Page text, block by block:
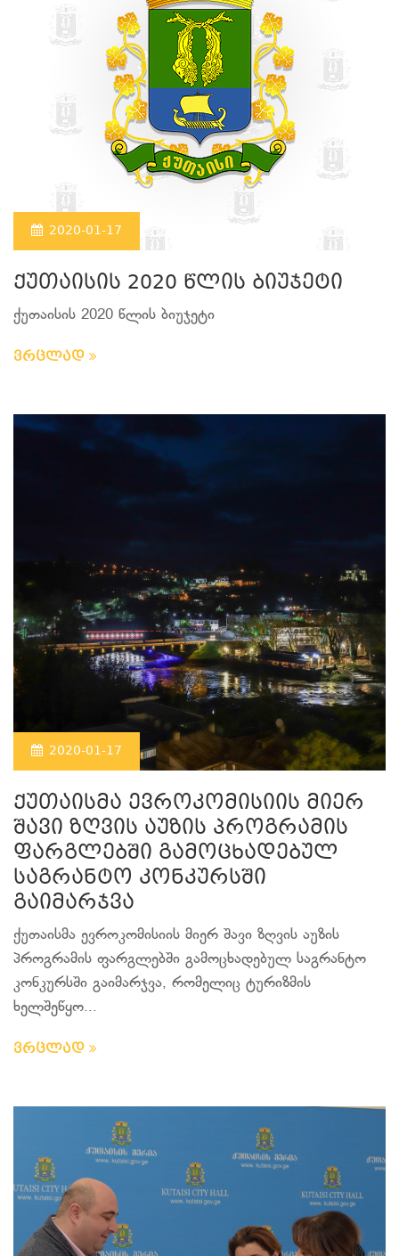
2020-01-17
ქუთაისის 2020 წლის ბიუჯეტი
ქუთაისის 2020 წლის ბიუჯეტი
ვრცლად
2020-01-17
ქუთაისმა ევროკომისიის მიერ
შავი ზღვის აუზის პროგრამის
ფარგლებში გამოცხადებულ
საგრანტო კონკურსში
გაიმარჯვა
ქუთაისმა ევროკომისიის მიერ შავი ზღვის აუზის
პროგრამის ფარგლებში გამოცხადებულ საგრანტო
კონკურსში გაიმარჯვა, რომელიც ტურიზმის
ხელშეწყო...
ვრცლად